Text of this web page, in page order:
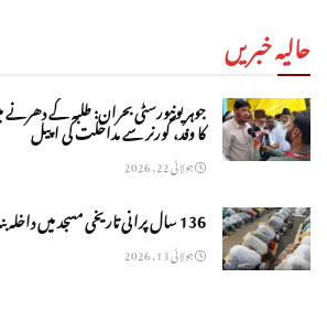
حالیہ خبریں
جوہر یونیورسٹی بحران: طلبہ کے
کا وفد، گورنر سے مداخلت کی اپیل
جولائی 22, 2026
136 سال پرانی تاریخی مسجد میں داخلہ بند، نماز پر بھی پابندی!
جولائی 13, 2026